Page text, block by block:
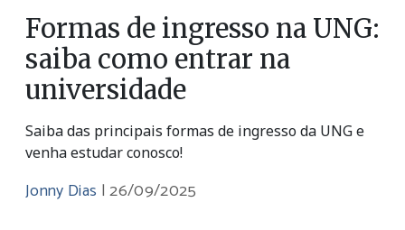
Formas de ingresso na UNG:
saiba como entrar na
universidade
Saiba das principais formas de ingresso da UNG e
venha estudar conosco!
Jonny Dias |26/09/2025